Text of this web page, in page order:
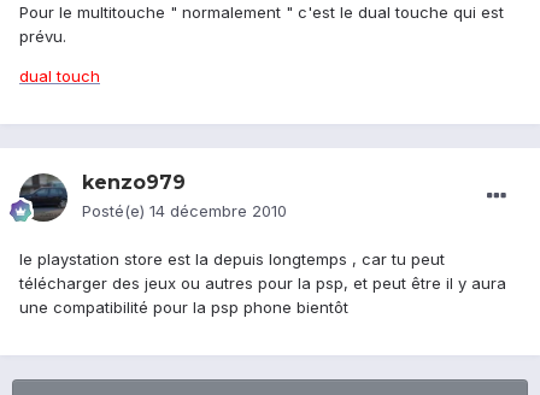
Pour le multitouche " normalement " c'est le dual touche qui est
prévu.
dual touch
kenzo979
Posté(e) 14 décembre 2010
le playstation store est la depuis longtemps , car tu peut
télécharger des jeux ou autres pour la psp, et peut être il y aura
une compatibilité pour la psp phone bientôt